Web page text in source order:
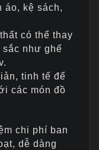
áo, kệ sách,
có thể thay
sắc như ghế
tinh tế để
các món đồ
chi phí ban
dễ dàng